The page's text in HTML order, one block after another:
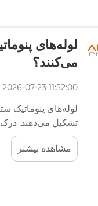
لوله‌های
می‌کنند؟
2026-07-23 11:52:00
لوله‌های پنوماتیک
تشکیل می‌دهند. درک
عملکرد بهینه،
مشاهده بیشتر